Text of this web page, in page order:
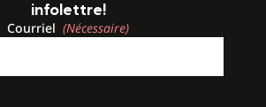
infolettre!
Courriel (Nécessaire)